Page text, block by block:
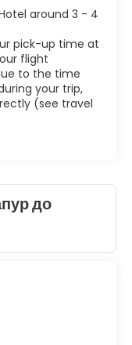
around 3 - 4
pick-up time at
flight
to the time
your trip,
(see travel
до